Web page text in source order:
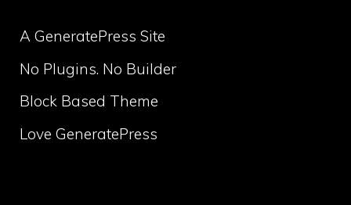
A GeneratePress Site
No Plugins. No Builder
Block Based Theme
Love GeneratePress